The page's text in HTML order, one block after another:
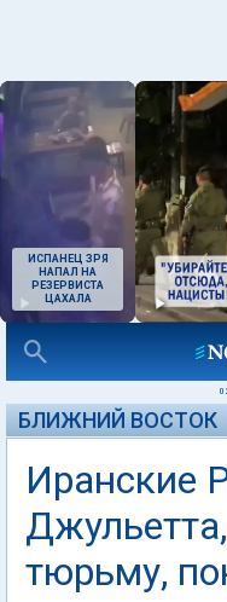
ИСПАНЕЦ ЗРЯ
НАПАЛ НА
РЕЗЕРВИСТА
ЦАХАЛА
БЛИЖНИЙ ВОСТОК
Иранские
тюрьму,